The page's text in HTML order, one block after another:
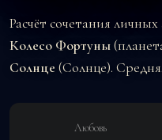
Расчёт сочетания
Колесо Фортуны
Солнце (Солнце).
Любовь